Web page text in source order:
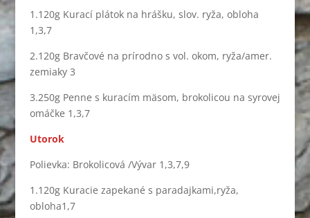
1.120g Kurací plátok na hrášku, slov. ryža, obloha
1,3,7
2.120g Bravčové na prírodno s vol. okom, ryža/amer.
zemiaky 3
3.250g Penne s kuracím mäsom, brokolicou na syrovej
omáčke 1,3,7
Utorok
Polievka: Brokolicová /Vývar 1,3,7,9
1.120g Kuracie zapekané s paradajkami,ryža,
obloha1,7